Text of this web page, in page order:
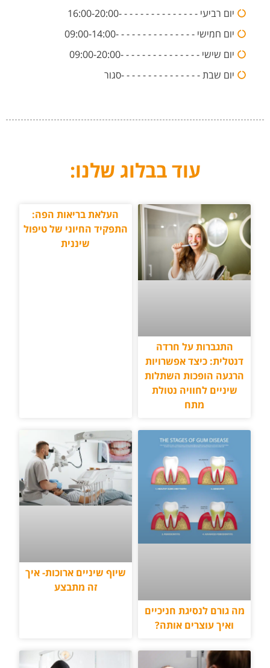
יום רביעי - - - - - - - - - - - - - - -16:00-20:00
יום חמישי - - - - - - - - - - - - - - -09:00-14:00
יום שישי - - - - - - - - - - - - - - -09:00-20:00
יום שבת - - - - - - - - - - - - - - -סגור
עוד בבלוג שלנו:
התגברות על חרדה
דנטלית: כיצד אפשרויות
הרגעה הופכות השתלות
שיניים לחוויה נטולת
מתח
העלאת בריאות הפה:
התפקיד החיוני של טיפול
שיננית
מה גורם לנסיגת חניכיים
ואיך עוצרים אותה?
שיוף שיניים ארוכות- איך
זה מתבצע